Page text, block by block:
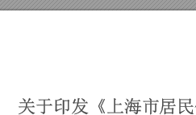
关于印发《 上海市居民